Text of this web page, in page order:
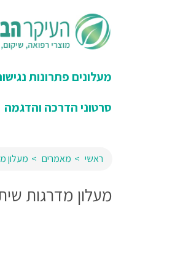
מעלונים פתרונות
סרטוני הדרכה והדגמה
ראשי מאמרים מעלון
מעלון מדרגות